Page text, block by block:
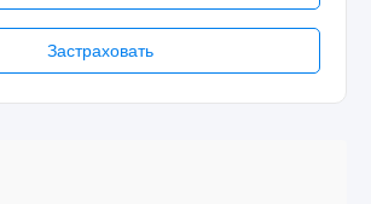
Застраховать